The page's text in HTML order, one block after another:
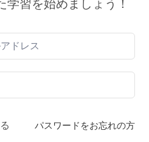
習を始めましょう！
パスワードをお忘れの方